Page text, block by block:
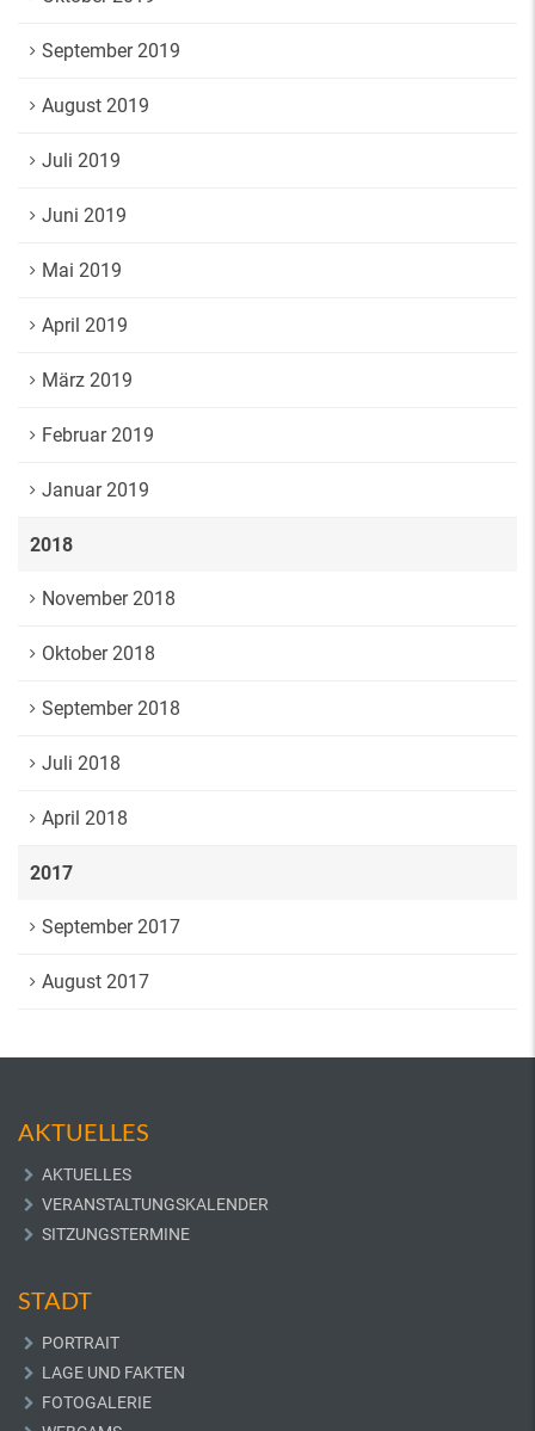
September 2019
August 2019
Juli 2019
Juni 2019
Mai 2019
April 2019
März 2019
Februar 2019
Januar 2019
2018
November 2018
Oktober 2018
September 2018
Juli 2018
April 2018
2017
September 2017
August 2017
AKTUELLES
AKTUELLES
VERANSTALTUNGSKALENDER
SITZUNGSTERMINE
STADT
PORTRAIT
LAGE UND FAKTEN
FOTOGALERIE